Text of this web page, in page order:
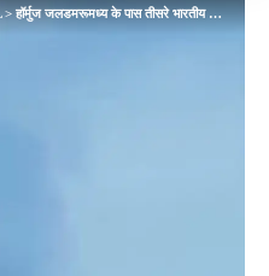
> हॉर्मुज जलडमरूमध्य के पास तीसरे भारतीय तेल टैंकर पर हमला, ओमान तट के पास अमेरिकी कार्रवाई में 3 भारतीय नाविकों की मौत